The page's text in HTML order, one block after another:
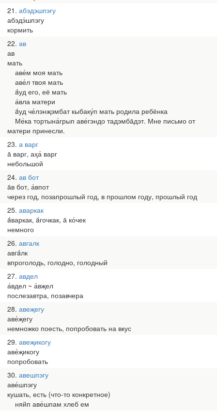
21 абэдэшпэгу
абэдэ́шпэгу
кормить
22 ав
ав
мать
аве́м моя мать
аве́л твоя мать
áуд его, её мать
а́вла матери
áуд че́лэнҗэмбат кыбаку́п мать родила ребёнка
Ме́ка тортына́грып аве́гэндо тадэмба̄дэт. Мне письмо от
матери принесли.
23 а варг
а̄ варг, аӽа́ варг
небольшой
24 ав бот
а̄в бот, а́впот
через год, позапрошлый год, в прошлом году, прошлый год
25 аваркак
áваркак, áгочкак, а̄ ко́чек
немного
26 авгалк
авгáлк
впроголодь, голодно, голодный
27 авдел
а́вдел ~ а́вҗел
послезавтра, позавчера
28 авеҗегу
аве́җегу
немножко поесть, попробовать на вкус
29 авеҗикогу
аве́җикогу
попробовать
30 авешпэгу
аве́шпэгу
кушать, есть (что-то конкретное)
няйп аве́шпам хлеб ем